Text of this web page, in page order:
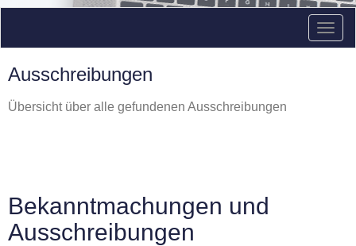
Ausschreibungen
Übersicht über alle gefundenen Ausschreibungen
Bekanntmachungen und
Ausschreibungen